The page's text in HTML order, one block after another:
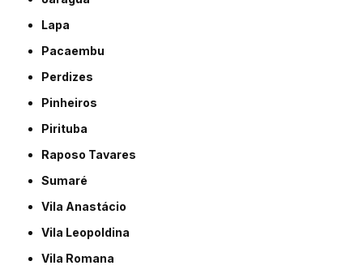
Lapa
Pacaembu
Perdizes
Pinheiros
Pirituba
Raposo Tavares
Sumaré
Vila Anastácio
Vila Leopoldina
Vila Romana